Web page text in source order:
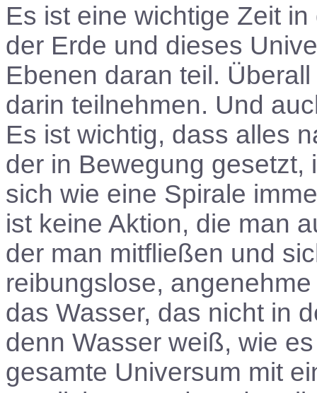
Es ist eine wichtige Zeit
der Erde und dieses
Ebenen daran teil.
darin teilnehmen. Und
Es ist wichtig, dass alles
der in Bewegung gesetzt,
sich wie eine Spirale
ist keine Aktion, die man
der man mitfließen und
reibungslose,
das Wasser, das nicht in
denn Wasser weiß, wie
gesamte Universum mit